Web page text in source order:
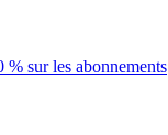
sur les abonnements